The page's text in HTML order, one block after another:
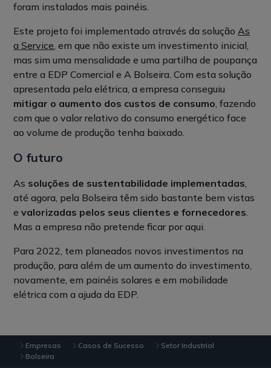
foram instalados mais painéis.
Este projeto foi implementado através da soluçãoAs
a Service, em que não existe um investimento inicial,
mas sim uma mensalidade e uma partilha de poupança
entre a EDP Comercial e A Bolseira. Com esta solução
apresentada pela elétrica, a empresa conseguiu
mitigar o aumento dos custos de consumo, fazendo
com que o valor relativo do consumo energético face
ao volume de produção tenha baixado.
O futuro
As soluções de sustentabilidade implementadas,
até agora, pela Bolseira têm sido bastante bem vistas
evalorizadas pelos seus clientes e fornecedores.
Mas a empresa não pretende ficar por aqui.
Para 2022, tem planeados novos investimentos na
produção, para além de um aumento do investimento,
novamente, em painéis solares e em mobilidade
elétrica com a ajuda da EDP.
Empresas Casos de Sucesso
Setor Industrial
Bolseira